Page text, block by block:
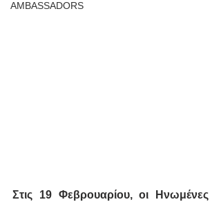
AMBASSADORS
Στις 19 Φεβρουαρίου, οι Ηνωμένες